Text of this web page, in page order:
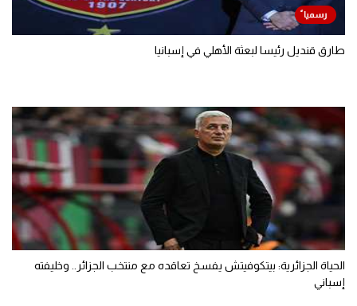
طارق قنديل رئيسا لبعثة الأهلي في إسبانيا
الحياة الجزائرية: بيتكوفيتش يفسخ تعاقده مع منتخب الجزائر.. وخليفته
إسباني